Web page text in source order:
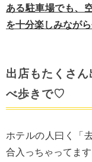
ある駐車場でも、
を十分楽しみなが
出店もたくさ
べ歩きで♡
ホテルの人曰く「
合入っちゃってま